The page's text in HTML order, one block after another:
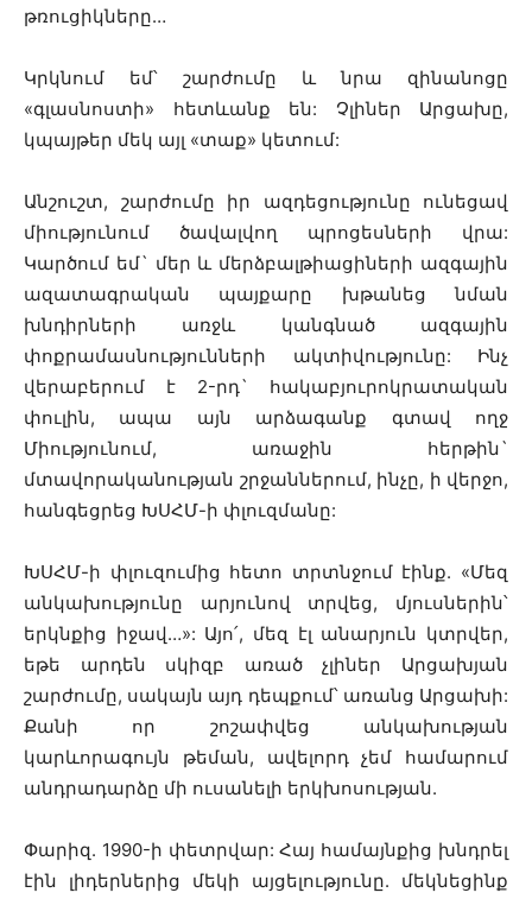
թռուցիկները…
Կրկնում եմ՝ շարժումը և նրա զինանոցը
«գլասնոստի» հետևանք են: Չլիներ Արցախը,
կպայթեր մեկ այլ «տաք» կետում:
Անշուշտ, շարժումը իր ազդեցությունը ունեցավ
միությունում ծավալվող պրոցեսների վրա:
Կարծում եմ` մեր և մերձբալթիացիների ազգային
ազատագրական պայքարը խթանեց նման
խնդիրների առջև կանգնած ազգային
փոքրամասնությունների ակտիվությունը: Ինչ
վերաբերում է 2-րդ` հակաբյուրոկրատական
փուլին, ապա այն արձագանք գտավ ողջ
Միությունում, առաջին հերթին`
մտավորականության շրջաններում, ինչը, ի վերջո,
հանգեցրեց ԽՍՀՄ-ի փլուզմանը:
ԽՍՀՄ-ի փլուզումից հետո տրտնջում էինք. «Մեզ
անկախությունը արյունով տրվեց, մյուսներին՝
երկնքից իջավ…»: Այո՛, մեզ էլ անարյուն կտրվեր,
եթե արդեն սկիզբ առած չլիներ Արցախյան
շարժումը, սակայն այդ դեպքում՝ առանց Արցախի:
Քանի որ շոշափվեց անկախության
կարևորագույն թեման, ավելորդ չեմ համարում
անդրադարձը մի ուսանելի երկխոսության.
Փարիզ. 1990-ի փետրվար: Հայ համայնքից խնդրել
էին լիդերներից մեկի այցելությունը. մեկնեցինք